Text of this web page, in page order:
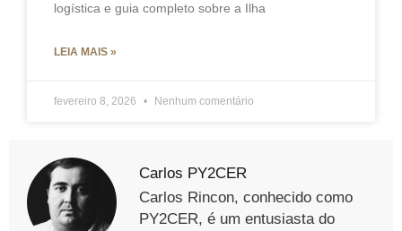
logística e guia completo sobre a Ilha
LEIA MAIS »
fevereiro 8, 2026 Nenhum comentário
Carlos PY2CER
Carlos Rincon, conhecido como
PY2CER, é um entusiasta do